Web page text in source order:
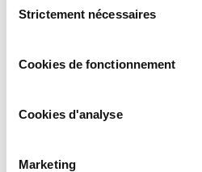
duStrictement nécessaires
Cookies de fonctionnement
Cookies d'analyse
Marketing
prendre la forme d’une seconde
l’architecture du cadran.